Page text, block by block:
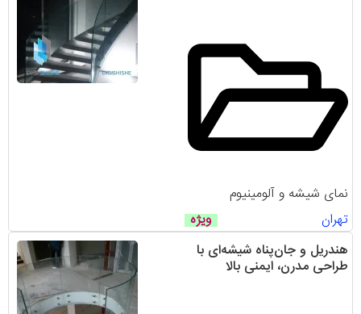
نمای شیشه و آلومینیوم
تهران
ویژه
هندریل و جان‌پناه شیشه‌ای با
طراحی مدرن، ایمنی بالا